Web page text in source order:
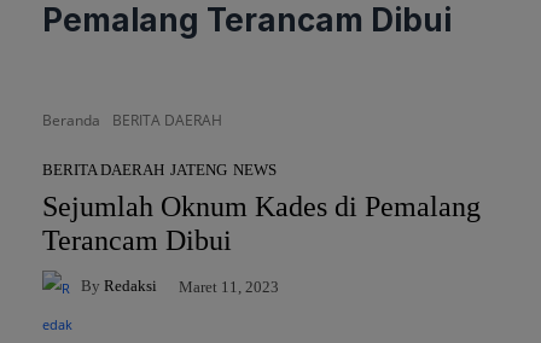
Pemalang Terancam Dibui
Beranda BERITA DAERAH
BERITA DAERAH JATENG NEWS
Sejumlah Oknum Kades di Pemalang
Terancam Dibui
By Redaksi Maret 11, 2023